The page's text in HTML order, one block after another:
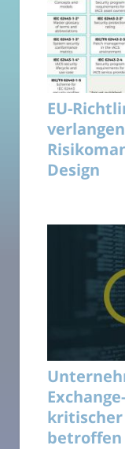
EU-
Design
kritischer
betroffen